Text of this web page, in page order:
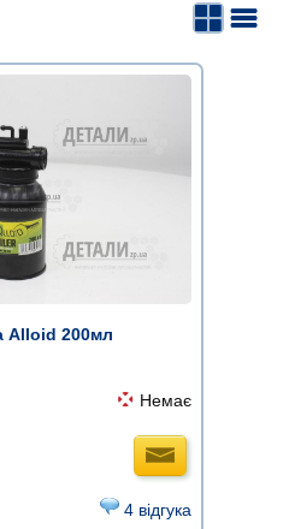
Alloid 200мл
Немає
4 відгука